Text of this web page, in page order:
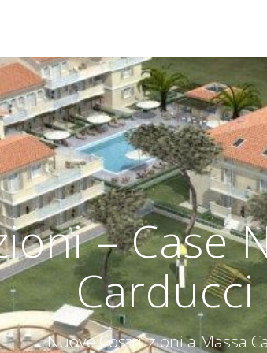
– Case
Carducci
Nuove Costruzioni a Massa